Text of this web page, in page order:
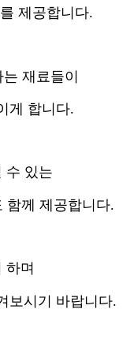
제공합니다.
재료들이
게 합니다.
수 있는
함께 제공합니다.
하며
보시기 바랍니다.